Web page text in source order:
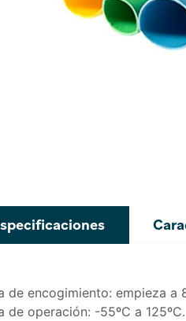
de encogimiento: empieza a
de operación: -55ºC a 125ºC.